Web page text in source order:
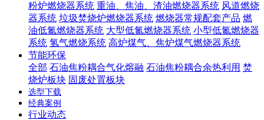
粉炉燃烧器系统 重油、焦油、渣油燃烧器系统 风道燃烧
器系统 垃圾焚烧炉燃烧器系统 燃烧器常规配套产品 燃
油低氮燃烧器系统 大型低氮燃烧器系统 小型低氮燃烧器
系统 氢气燃烧系统 高炉煤气、焦炉煤气燃烧器系统
节能环保
全部 石油焦粉耦合气化熔融 石油焦粉耦合余热利用 焚
烧炉板块 固废处置板块
选型下载
经典案例
行业动态